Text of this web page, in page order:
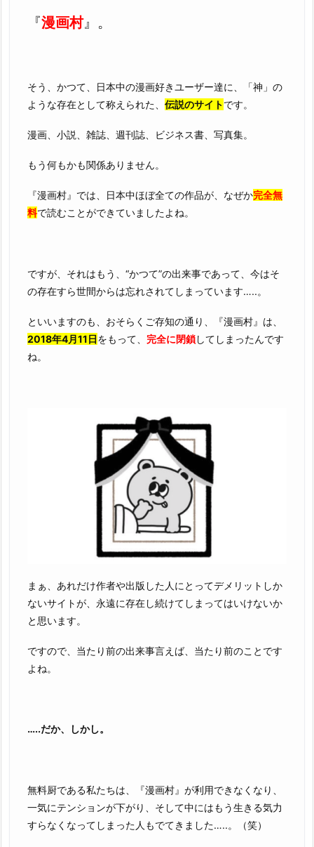
『漫画村』。
そう、かつて、日本中の漫画好きユーザー達に、「神」の
ような存在として称えられた、 伝説のサイトです。
漫画、小説、雑誌、週刊誌、ビジネス書、写真集。
もう何もかも関係ありません。
『漫画村』では、日本中ほぼ全ての作品が、なぜか完全無
料で読むことができていましたよね。
ですが、それはもう、“かつて”の出来事であって、今はそ
の存在すら世間からは忘れされてしまっています…..。
といいますのも、おそらくご存知の通り、『漫画村』は、
2018年4月11日をもって、 完全に閉鎖してしまったんです
ね。
まぁ、あれだけ作者や出版した人にとってデメリットしか
ないサイトが、永遠に存在し続けてしまってはいけないか
と思います。
ですので、当たり前の出来事言えば、当たり前のことです
よね。
…..だか、しかし。
無料厨である私たちは、『漫画村』が利用できなくなり、
一気にテンションが下がり、そして中にはもう生きる気力
すらなくなってしまった人もでてきました…..。（笑）